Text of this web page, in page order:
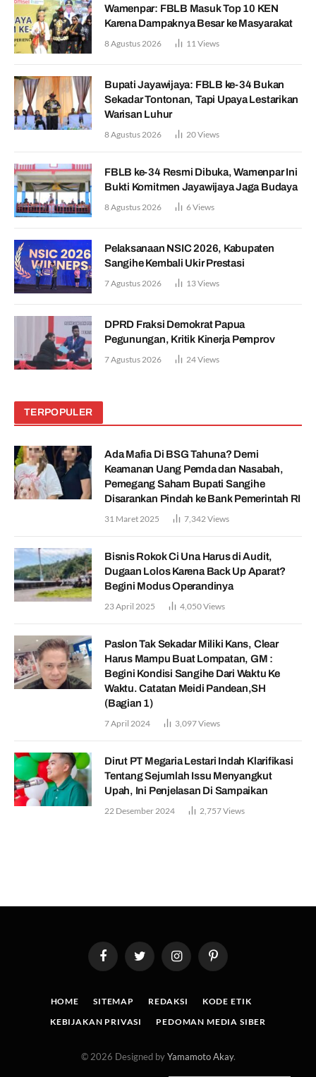
Wamenpar: FBLB Masuk Top 10 KEN
Karena Dampaknya Besar ke Masyarakat
8 Agustus 2026 11 Views
Bupati Jayawijaya: FBLB ke-34 Bukan
Sekadar Tontonan, Tapi Upaya Lestarikan
Warisan Luhur
8 Agustus 2026 20Views
FBLB ke-34 Resmi Dibuka, Wamenpar Ini
Bukti Komitmen Jayawijaya Jaga Budaya
8 Agustus 2026 6Views
Pelaksanaan NSIC 2026, Kabupaten
Sangihe Kembali Ukir Prestasi
7 Agustus 2026 13Views
DPRD Fraksi Demokrat Papua
Pegunungan, Kritik Kinerja Pemprov
7 Agustus 2026 24Views
TERPOPULER
Ada Mafia Di BSG Tahuna? Demi
Keamanan Uang Pemda dan Nasabah,
Pemegang Saham Bupati Sangihe
Disarankan Pindah ke Bank Pemerintah RI
31 Maret 2025 7,342 Views
Bisnis Rokok Ci Una Harus di Audit,
Dugaan Lolos Karena Back Up Aparat?
Begini Modus Operandinya
23 April 2025 4,050Views
Paslon Tak Sekadar Miliki Kans, Clear
Harus Mampu Buat Lompatan, GM :
Begini Kondisi Sangihe Dari Waktu Ke
Waktu. Catatan Meidi Pandean,SH
(Bagian 1)
7 April 2024 3,097Views
Dirut PT Megaria Lestari Indah Klarifikasi
Tentang Sejumlah Issu Menyangkut
Upah, Ini Penjelasan Di Sampaikan
22 Desember 2024 2,757Views
FacebookTwitter InstagramPinterest
HOME SITEMAP REDAKSI
KODE ETIK
KEBIJAKAN PRIVASI
PEDOMAN MEDIA SIBER
© 2026 Designed byYamamoto Akay.